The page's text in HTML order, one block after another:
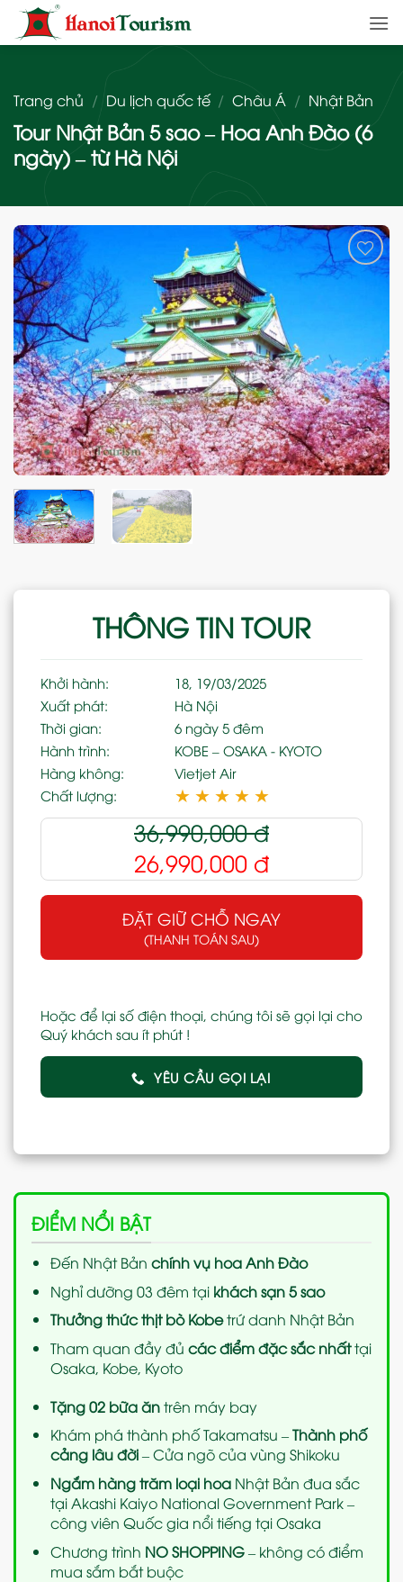
qua
nội
Trang chủ / Du lịch quốc tế / Châu Á / Nhật Bản
Tour Nhật Bản 5 sao – Hoa Anh Đào (6
ngày) – từ Hà Nội
Add
THÔNG TIN TOUR
Khởi hành:
18, 19/03/2025
Xuất phát:
Hà Nội
Thời gian:
6 ngày 5 đêm
Hành trình:
KOBE – OSAKA - KYOTO
Hàng không:
Vietjet Air
Chất lượng:
★ ★ ★ ★ ★
36,990,000đ
26,990,000 đ
ĐẶT GIỮ CHỖ NGAY
(THANH TOÁN SAU)
Hoặc để lại số điện thoại, chúng tôi sẽ gọi lại cho
Quý khách sau ít phút !
YÊU CẦU GỌI LẠI
ĐIỂM NỔI BẬT
Đến Nhật Bản chính vụ hoa Anh Đào
Nghỉ dưỡng 03 đêm tại khách sạn 5 sao
Thưởng thức thịt bò Kobetrứ danh Nhật Bản
Tham quan đầy đủ các điểm đặc sắc nhấttại
Osaka, Kobe, Kyoto
Tặng 02 bữa ăntrên máy bay
Khám phá thành phố Takamatsu –Thành phố
cảng lâu đời– Cửa ngõ của vùng Shikoku
Ngắm hàng trăm loại hoaNhật Bản đua sắc
tại Akashi Kaiyo National GovernmentPark –
công viên Quốc gia nổi tiếng tại Osaka
Chương trình NO SHOPPING– không có điểm
mua sắm bắt buộc